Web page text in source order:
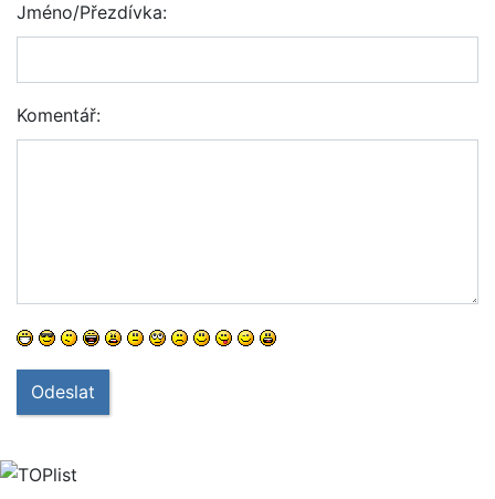
Jméno/Přezdívka:
Komentář:
Odeslat